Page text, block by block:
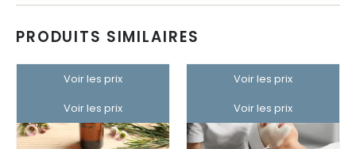
PRODUITS SIMILAIRES
Voir les prix
Voir les prix
Voir les prix
Voir les prix